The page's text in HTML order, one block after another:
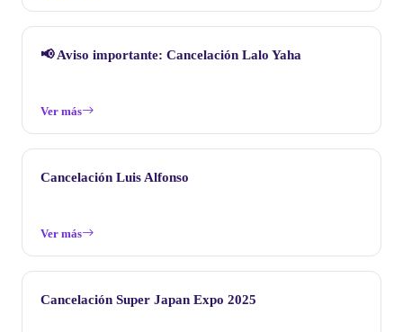
📢 Aviso importante: Cancelación Lalo Yaha
Ver más
Cancelación Luis Alfonso
Ver más
Cancelación Super Japan Expo 2025